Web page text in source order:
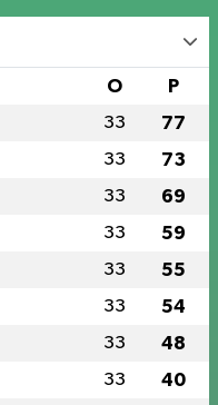
O P
33 77
33 73
33 69
33 59
33 55
33 54
33 48
33 40